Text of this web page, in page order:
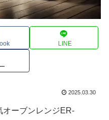
LINE
2025.03.30
オーブンレンジER-